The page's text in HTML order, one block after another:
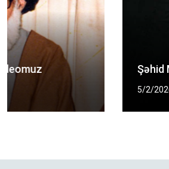
Şəhid Mütəhərri kimdir?